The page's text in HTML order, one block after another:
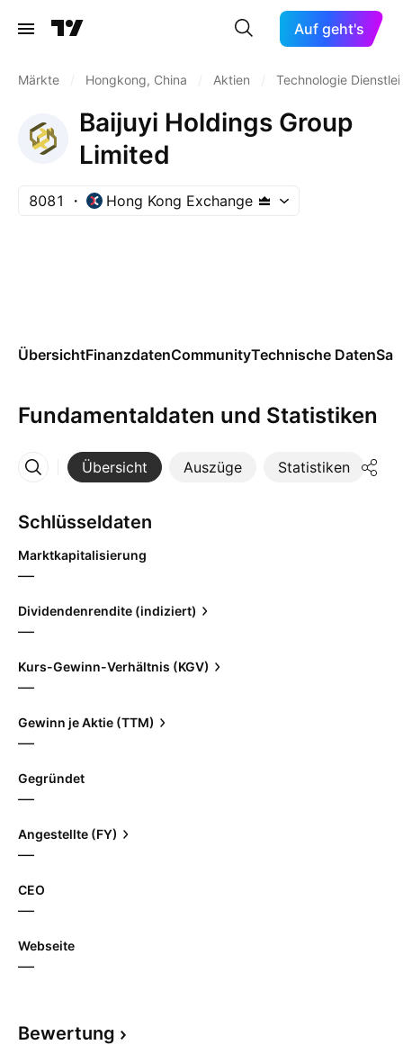
Auf geht's
Märkte Hongkong, China Aktien Technologie
Baijuyi Holdings Group
Limited
8081 Hong Kong Exchange
ÜbersichtFinanzdatenCommunityTechnische Daten
Fundamentaldaten und Statistiken
Übersicht Auszüge Statistiken
Mehr
Schlüsseldaten
Marktkapitalisierung
—
Dividendenrendite (indiziert)
—
Kurs-Gewinn-Verhältnis (KGV)
—
Gewinn je Aktie (TTM)
—
Gegründet
—
Angestellte (FY)
—
CEO
—
Webseite
—
Bewertung